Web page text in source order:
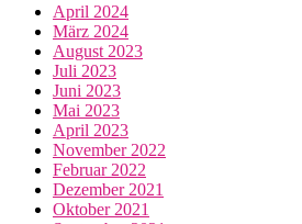
April 2024
März 2024
August 2023
Juli 2023
Juni 2023
Mai 2023
April 2023
November 2022
Februar 2022
Dezember 2021
Oktober 2021